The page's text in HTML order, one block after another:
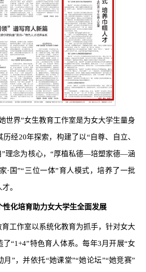
世界”女生教育工作室是为女大学生量身
经20年探索，构建了以“自尊、自立、
”理念为核心，“厚植私德—培塑家德—涵
·国”“三位一体”育人模式，培养了一批
。
性化培育助力女大学生全面发展
育工作室以系统化教育为抓手，针对女大
“1+4”特色育人体系。每年3月开展“女
”，并依托“她课堂”“她论坛”“她竞赛”